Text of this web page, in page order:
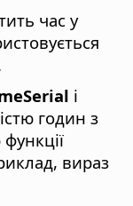
час у
і
годин з
вираз